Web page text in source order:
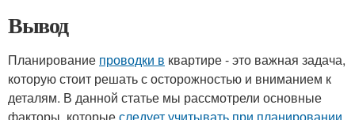
Вывод
Планирование проводки в квартире - это важная задача,
которую стоит решать с осторожностью и вниманием к
деталям. В данной статье мы рассмотрели основные